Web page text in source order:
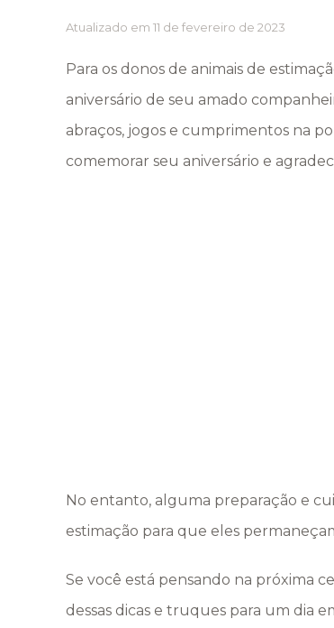
Atualizado em 11 de fevereiro de 2023
Para os donos de animais de
aniversário de seu amado
abraços, jogos e cumprimentos na
comemorar seu aniversário e
No entanto, alguma preparação e
estimação para que eles
Se você está pensando na próxima
dessas dicas e truques para um dia